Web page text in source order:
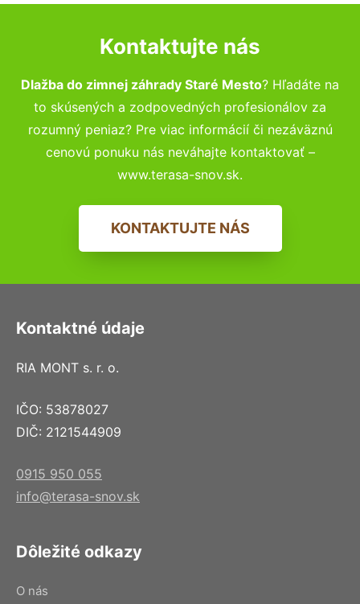
Kontaktujte nás
Dlažba do zimnej záhrady Staré Mesto? Hľadáte na
to skúsených a zodpovedných profesionálov za
rozumný peniaz? Pre viac informácií či nezáväznú
cenovú ponuku nás neváhajte kontaktovať –
www.terasa-snov.sk.
KONTAKTUJTE NÁS
Kontaktné údaje
RIA MONT s. r. o.
IČO: 53878027
DIČ: 2121544909
0915 950 055
info@terasa-snov.sk
Dôležité odkazy
O nás